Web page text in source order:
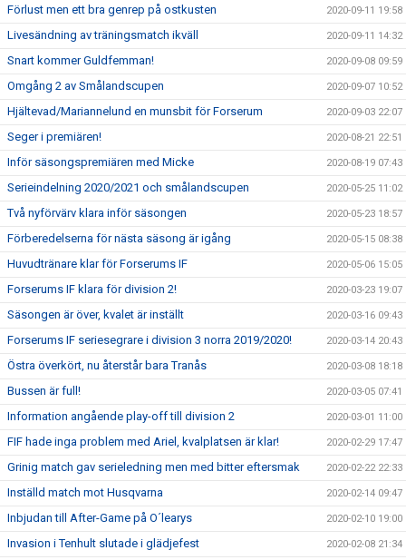
Förlust men ett bra genrep på ostkusten 2020-09-11 19:58
Livesändning av träningsmatch ikväll 2020-09-11 14:32
Snart kommer Guldfemman! 2020-09-08 09:59
Omgång 2 av Smålandscupen 2020-09-07 10:52
Hjältevad/Mariannelund en munsbit för Forserum 2020-09-03 22:07
Seger i premiären! 2020-08-21 22:51
Inför säsongspremiären med Micke 2020-08-19 07:43
Serieindelning 2020/2021 och smålandscupen 2020-05-25 11:02
Två nyförvärv klara inför säsongen 2020-05-23 18:57
Förberedelserna för nästa säsong är igång 2020-05-15 08:38
Huvudtränare klar för Forserums IF 2020-05-06 15:05
Forserums IF klara för division 2! 2020-03-23 19:07
Säsongen är över, kvalet är inställt 2020-03-16 09:43
Forserums IF seriesegrare i division 3 norra 2019/2020! 2020-03-14 20:43
Östra överkört, nu återstår bara Tranås 2020-03-08 18:18
Bussen är full! 2020-03-05 07:41
Information angående play-off till division 2 2020-03-01 11:00
FIF hade inga problem med Ariel, kvalplatsen är klar! 2020-02-29 17:47
Grinig match gav serieledning men med bitter eftersmak 2020-02-22 22:33
Inställd match mot Husqvarna 2020-02-14 09:47
Inbjudan till After-Game på O´learys 2020-02-10 19:00
Invasion i Tenhult slutade i glädjefest 2020-02-08 21:34